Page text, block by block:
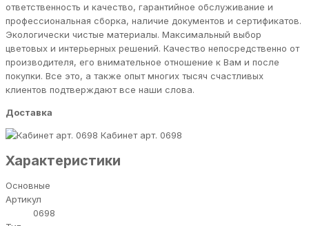
ответственность и качество, гарантийное обслуживание и
профессиональная сборка, наличие документов и сертификатов.
Экологически чистые материалы. Максимальный выбор
цветовых и интерьерных решений. Качество непосредственно от
производителя, его внимательное отношение к Вам и после
покупки. Все это, а также опыт многих тысяч счастливых
клиентов подтверждают все наши слова.
Доставка
Кабинет арт. 0698
Характеристики
Основные
Артикул
0698